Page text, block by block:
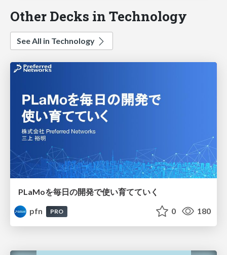
Other Decks in Technology
See All in Technology
PLaMoを毎日の開発で使い育てていく
pfn
PRO 0 180